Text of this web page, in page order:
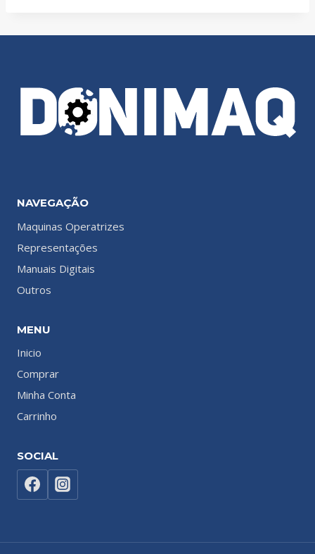
NAVEGAÇÃO
Maquinas Operatrizes
Representações
Manuais Digitais
Outros
MENU
Inicio
Comprar
Minha Conta
Carrinho
SOCIAL